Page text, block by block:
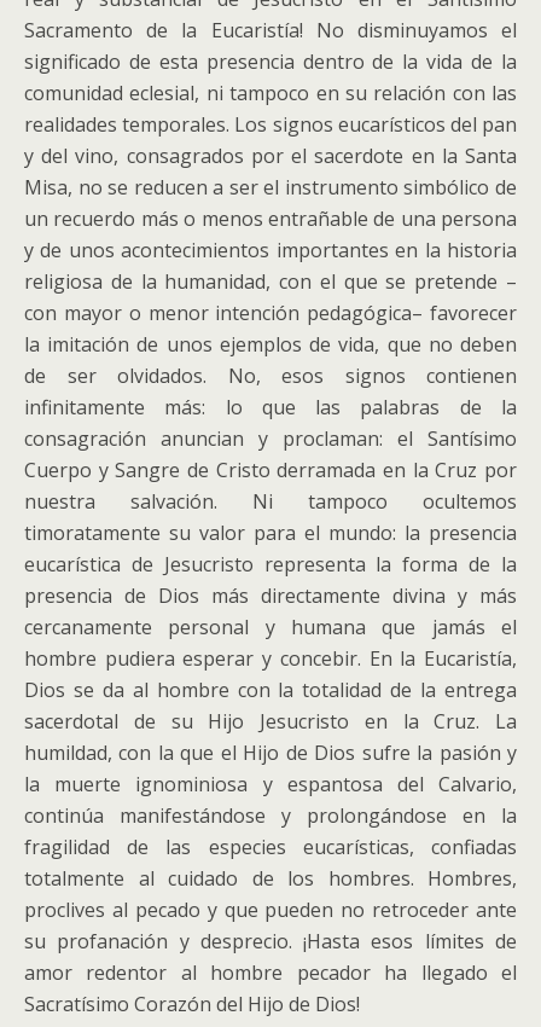
Sacramento de la Eucaristía! No disminuyamos el
significado de esta presencia dentro de la vida de la
comunidad eclesial, ni tampoco en su relación con las
realidades temporales. Los signos eucarísticos del pan
y del vino, consagrados por el sacerdote en la Santa
Misa, no se reducen a ser el instrumento simbólico de
un recuerdo más o menos entrañable de una persona
y de unos acontecimientos importantes en la historia
religiosa de la humanidad, con el que se pretende –
con mayor o menor intención pedagógica– favorecer
la imitación de unos ejemplos de vida, que no deben
de ser olvidados. No, esos signos contienen
infinitamente más: lo que las palabras de la
consagración anuncian y proclaman: el Santísimo
Cuerpo y Sangre de Cristo derramada en la Cruz por
nuestra salvación. Ni tampoco ocultemos
timoratamente su valor para el mundo: la presencia
eucarística de Jesucristo representa la forma de la
presencia de Dios más directamente divina y más
cercanamente personal y humana que jamás el
hombre pudiera esperar y concebir. En la Eucaristía,
Dios se da al hombre con la totalidad de la entrega
sacerdotal de su Hijo Jesucristo en la Cruz. La
humildad, con la que el Hijo de Dios sufre la pasión y
la muerte ignominiosa y espantosa del Calvario,
continúa manifestándose y prolongándose en la
fragilidad de las especies eucarísticas, confiadas
totalmente al cuidado de los hombres. Hombres,
proclives al pecado y que pueden no retroceder ante
su profanación y desprecio. ¡Hasta esos límites de
amor redentor al hombre pecador ha llegado el
Sacratísimo Corazón del Hijo de Dios!